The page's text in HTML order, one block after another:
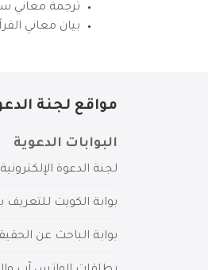
ترجمة معاني
بيان معاني
مواقع لجنة
البوابات الدعوية
لجنة الدعوة الإلكترونية
بوابة الكويت للتعريف
بوابة الباحث عن